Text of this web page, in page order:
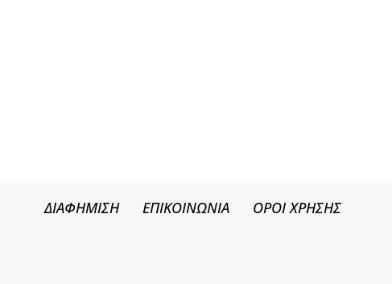
ΔΙΑΦΗΜΙΣΗ ΕΠΙΚΟΙΝΩΝΙΑ ΟΡΟΙ ΧΡΗΣΗΣ